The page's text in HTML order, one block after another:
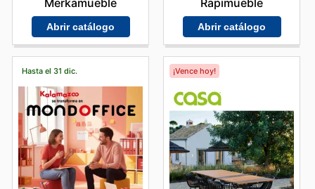
Abrir catálogo Abrir catálogo
Hasta el 31 dic. ¡Vence hoy!